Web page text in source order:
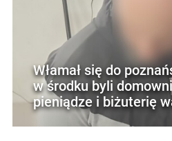
Włamał się do
w środku byli
pieniądze i biżuterię